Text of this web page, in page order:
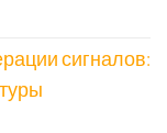
сигналов: